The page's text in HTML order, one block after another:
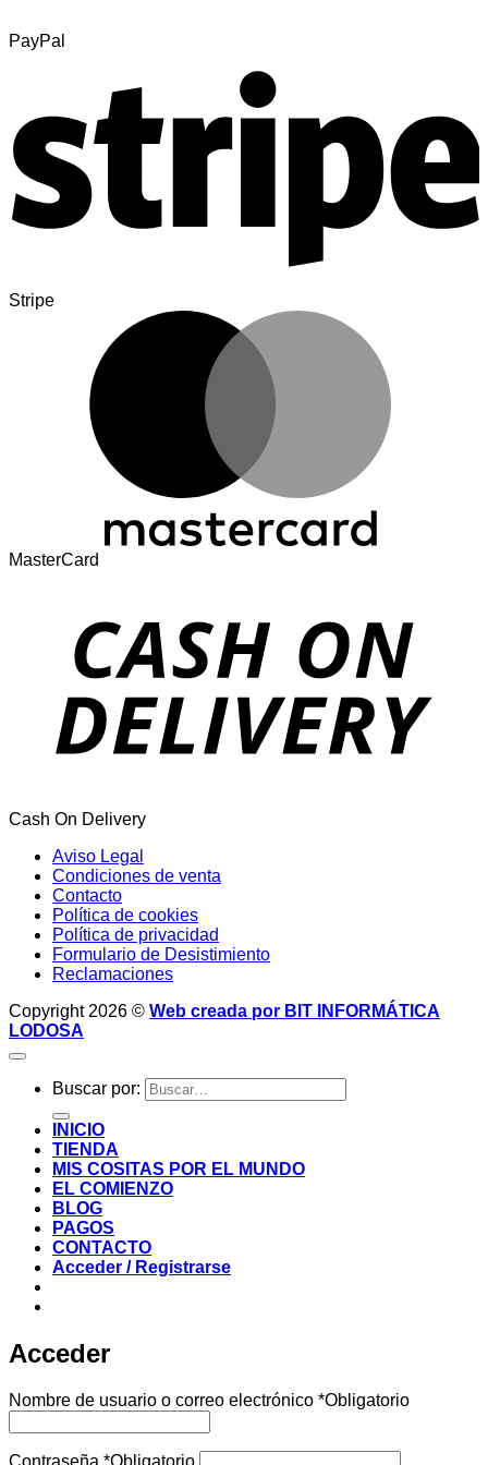
PayPal
Stripe
MasterCard
Cash On Delivery
Aviso Legal
Condiciones de venta
Contacto
Política de cookies
Política de privacidad
Formulario de Desistimiento
Reclamaciones
Copyright 2026 © Web creada por BIT INFORMÁTICA
LODOSA
Buscar por:
INICIO
TIENDA
MIS COSITAS POR EL MUNDO
EL COMIENZO
BLOG
PAGOS
CONTACTO
Acceder / Registrarse
Acceder
Nombre de usuario o correo electrónico *Obligatorio